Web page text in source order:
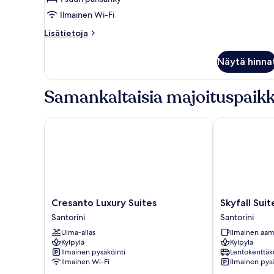
kuvatIlmainen Wi-Fi
Lisätietoja
Lisätietoja
uima-
Näytä
Samankaltaisia
Cresanto
Luxury
Suites
Santorini
Cresanto Luxury Suites
Santorini
Uima-allas
Kylpylä
Ilmainen pysäköinti
Ilmainen Wi-Fi
Cresanto Luxury Suites
Skyfall
Suites
-
Adults
Only
Santorini
Skyfall
Santorini
Ilmainen
Kylpylä
Ilmainen
Skyfall Suites